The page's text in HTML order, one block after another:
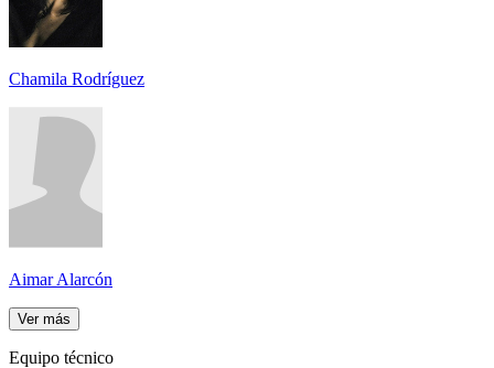
Chamila Rodríguez
Aimar Alarcón
Ver más
Equipo técnico